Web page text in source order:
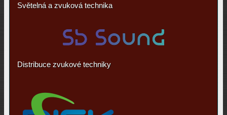
Světelná a zvuková technika
Distribuce zvukové techniky